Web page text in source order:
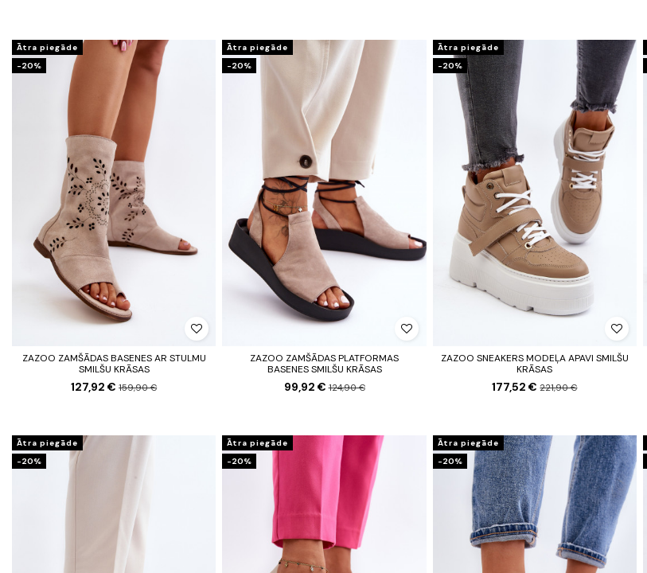
Ātra piegāde
-20%
ZAZOO ZAMŠĀDAS BASENES AR STULMU
SMILŠU KRĀSAS
127,92 €159,90 €
Ātra piegāde
-20%
ZAZOO ZAMŠĀDAS PLATFORMAS
BASENES SMILŠU KRĀSAS
99,92 €124,90 €
Ātra piegāde
-20%
ZAZOO SNEAKERS MODEĻA APAVI SMILŠU
KRĀSAS
177,52 €221,90 €
Ātra piegāde
-20%
Ātra piegāde
-20%
Ātra piegāde
-20%